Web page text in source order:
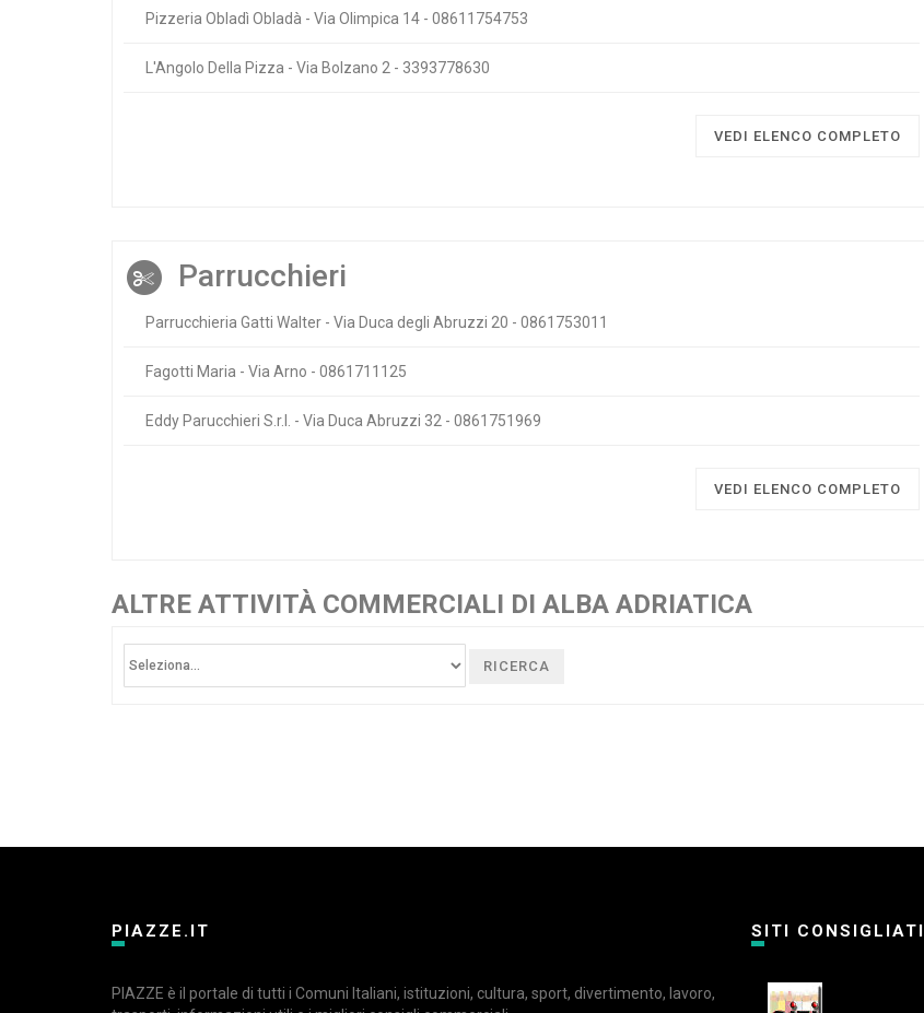
Pizzeria Obladì Obladà - Via Olimpica 14 - 08611754753
L'Angolo Della Pizza - Via Bolzano 2 - 3393778630
VEDI ELENCO COMPLETO
Parrucchieri
Parrucchieria Gatti Walter - Via Duca degli Abruzzi 20 - 0861753011
Fagotti Maria - Via Arno - 0861711125
Eddy Parucchieri S.r.l. - Via Duca Abruzzi 32 - 0861751969
VEDI ELENCO COMPLETO
ALTRE ATTIVITÀ COMMERCIALI DI ALBA ADRIATICA
RICERCA
PIAZZE.IT
PIAZZE è il portale di tutti i Comuni Italiani, istituzioni, cultura, sport, divertimento, lavoro,
SITI CONSIGLIATI